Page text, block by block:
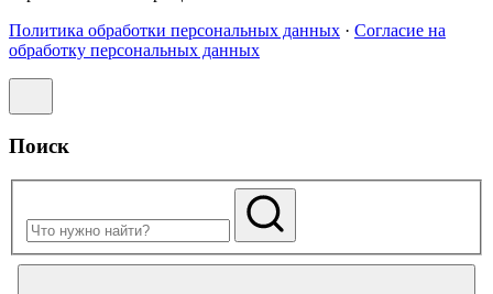
Политика обработки персональных данных · Согласие на
обработку персональных данных
Поиск